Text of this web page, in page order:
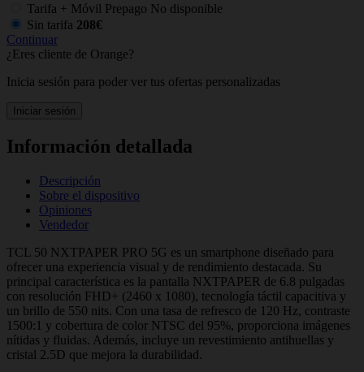
Tarifa + Móvil Prepago No disponible
Sin tarifa 208€
Continuar
¿Eres cliente de Orange?
Inicia sesión para poder ver tus ofertas personalizadas
Iniciar sesión
Información detallada
Descripción
Sobre el dispositivo
Opiniones
Vendedor
TCL 50 NXTPAPER PRO 5G es un smartphone diseñado para
ofrecer una experiencia visual y de rendimiento destacada. Su
principal característica es la pantalla NXTPAPER de 6.8 pulgadas
con resolución FHD+ (2460 x 1080), tecnología táctil capacitiva y
un brillo de 550 nits. Con una tasa de refresco de 120 Hz, contraste
1500:1 y cobertura de color NTSC del 95%, proporciona imágenes
nítidas y fluidas. Además, incluye un revestimiento antihuellas y
cristal 2.5D que mejora la durabilidad.